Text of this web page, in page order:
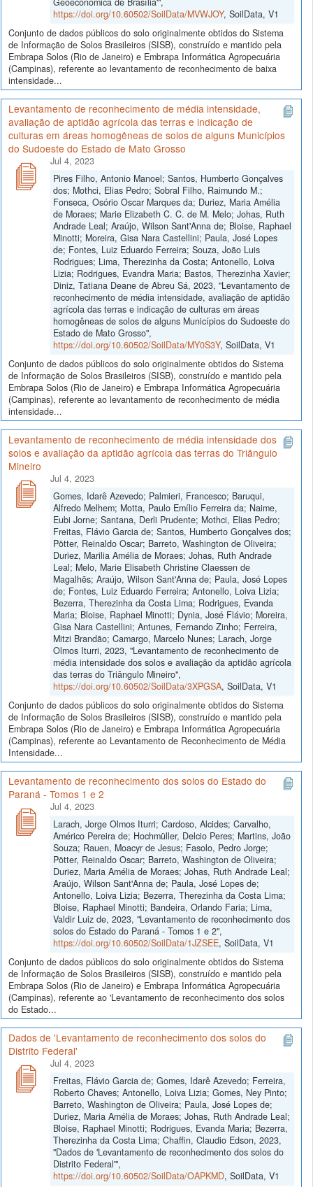
https://doi.org/10.60502/SoilData/MVWJOY, SoilData, V1
Conjunto de dados públicos do solo originalmente obtidos do Sistema
de Informação de Solos Brasileiros (SISB), construído e mantido pela
Embrapa Solos (Rio de Janeiro) e Embrapa Informática Agropecuária
(Campinas), referente ao levantamento de reconhecimento de baixa
intensidade...
Levantamento de reconhecimento de média intensidade,
avaliação de aptidão agrícola das terras e indicação de
culturas em áreas homogêneas de solos de alguns Municípios
do Sudoeste do Estado de Mato Grosso
Jul 4, 2023
Pires Filho, Antonio Manoel; Santos, Humberto Gonçalves
dos; Mothci, Elias Pedro; Sobral Filho, Raimundo M.;
Fonseca, Osório Oscar Marques da; Duriez, Maria Amélia
de Moraes; Marie Elizabeth C. C. de M. Melo; Johas, Ruth
Andrade Leal; Araújo, Wilson Sant'Anna de; Bloise, Raphael
Minotti; Moreira, Gisa Nara Castellini; Paula, José Lopes
de; Fontes, Luiz Eduardo Ferreira; Souza, João Luis
Rodrigues; Lima, Therezinha da Costa; Antonello, Loiva
Lizia; Rodrigues, Evandra Maria; Bastos, Therezinha Xavier;
Diniz, Tatiana Deane de Abreu Sá, 2023, "Levantamento de
reconhecimento de média intensidade, avaliação de aptidão
agrícola das terras e indicação de culturas em áreas
homogêneas de solos de alguns Municípios do Sudoeste do
Estado de Mato Grosso",
https://doi.org/10.60502/SoilData/MY0S3Y, SoilData, V1
Conjunto de dados públicos do solo originalmente obtidos do Sistema
de Informação de Solos Brasileiros (SISB), construído e mantido pela
Embrapa Solos (Rio de Janeiro) e Embrapa Informática Agropecuária
(Campinas), referente ao levantamento de reconhecimento de média
intensidade...
Levantamento de reconhecimento de média intensidade dos
solos e avaliação da aptidão agrícola das terras do Triângulo
Mineiro
Jul 4, 2023
Gomes, Idarê Azevedo; Palmieri, Francesco; Baruqui,
Alfredo Melhem; Motta, Paulo Emílio Ferreira da; Naime,
Eubi Jorne; Santana, Derli Prudente; Mothci, Elias Pedro;
Freitas, Flávio Garcia de; Santos, Humberto Gonçalves dos;
Pötter, Reinaldo Oscar; Barreto, Washington de Oliveira;
Duriez, Marilia Amélia de Moraes; Johas, Ruth Andrade
Leal; Melo, Marie Elisabeth Christine Claessen de
Magalhẽs; Araújo, Wilson Sant'Anna de; Paula, José Lopes
de; Fontes, Luiz Eduardo Ferreira; Antonello, Loiva Lizia;
Bezerra, Therezinha da Costa Lima; Rodrigues, Evanda
Maria; Bloise, Raphael Minotti; Dynia, José Flávio; Moreira,
Gisa Nara Castellini; Antunes, Fernando Zinho; Ferreira,
Mitzi Brandão; Camargo, Marcelo Nunes; Larach, Jorge
Olmos Iturri, 2023, "Levantamento de reconhecimento de
média intensidade dos solos e avaliação da aptidão agrícola
das terras do Triângulo Mineiro",
https://doi.org/10.60502/SoilData/3XPGSA, SoilData, V1
Conjunto de dados públicos do solo originalmente obtidos do Sistema
de Informação de Solos Brasileiros (SISB), construído e mantido pela
Embrapa Solos (Rio de Janeiro) e Embrapa Informática Agropecuária
(Campinas), referente ao Levantamento de Reconhecimento de Média
Intensidade...
Levantamento de reconhecimento dos solos do Estado do
Paraná - Tomos 1 e 2
Jul 4, 2023
Larach, Jorge Olmos Iturri; Cardoso, Alcides; Carvalho,
Américo Pereira de; Hochmüller, Delcio Peres; Martins, João
Souza; Rauen, Moacyr de Jesus; Fasolo, Pedro Jorge;
Pötter, Reinaldo Oscar; Barreto, Washington de Oliveira;
Duriez, Maria Amélia de Moraes; Johas, Ruth Andrade Leal;
Araújo, Wilson Sant'Anna de; Paula, José Lopes de;
Antonello, Loiva Lizia; Bezerra, Therezinha da Costa Lima;
Bloise, Raphael Minotti; Bandeira, Orlando Faria; Lima,
Valdir Luiz de, 2023, "Levantamento de reconhecimento dos
solos do Estado do Paraná - Tomos 1 e 2",
https://doi.org/10.60502/SoilData/1JZSEE, SoilData, V1
Conjunto de dados públicos do solo originalmente obtidos do Sistema
de Informação de Solos Brasileiros (SISB), construído e mantido pela
Embrapa Solos (Rio de Janeiro) e Embrapa Informática Agropecuária
(Campinas), referente ao 'Levantamento de reconhecimento dos solos
do Estado...
Dados de 'Levantamento de reconhecimento dos solos do
Distrito Federal'
Jul 4, 2023
Freitas, Flávio Garcia de; Gomes, Idarê Azevedo; Ferreira,
Roberto Chaves; Antonello, Loiva Lizia; Gomes, Ney Pinto;
Barreto, Washington de Oliveira; Paula, José Lopes de;
Duriez, Maria Amélia de Moraes; Johas, Ruth Andrade Leal;
Bloise, Raphael Minotti; Rodrigues, Evanda Maria; Bezerra,
Therezinha da Costa Lima; Chaffin, Claudio Edson, 2023,
"Dados de 'Levantamento de reconhecimento dos solos do
Distrito Federal'",
https://doi.org/10.60502/SoilData/OAPKMD, SoilData, V1